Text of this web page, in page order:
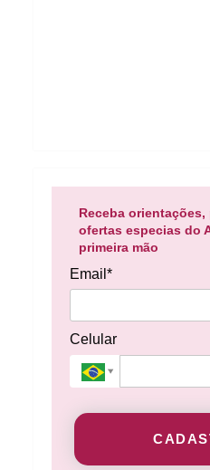
Receba
ofertas especias do
primeira mão
Email*
Celular